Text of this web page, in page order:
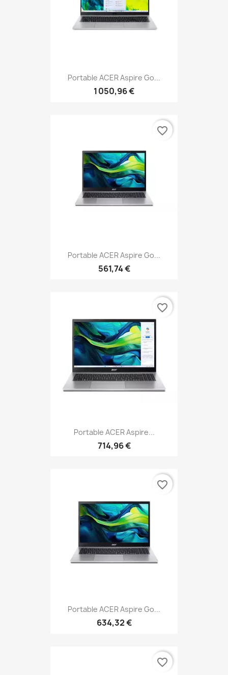
Portable ACER Aspire Go...
1 050,96 €
Portable ACER Aspire Go...
561,74 €
favorite_border
Portable ACER Aspire...
714,96 €
favorite_border
Portable ACER Aspire Go...
634,32 €
favorite_border
favorite_border